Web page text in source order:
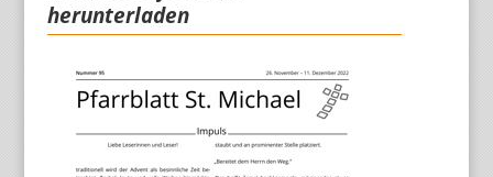
herunterladen